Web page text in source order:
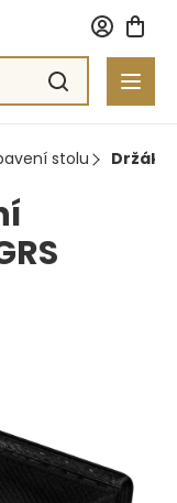
stolu Držák